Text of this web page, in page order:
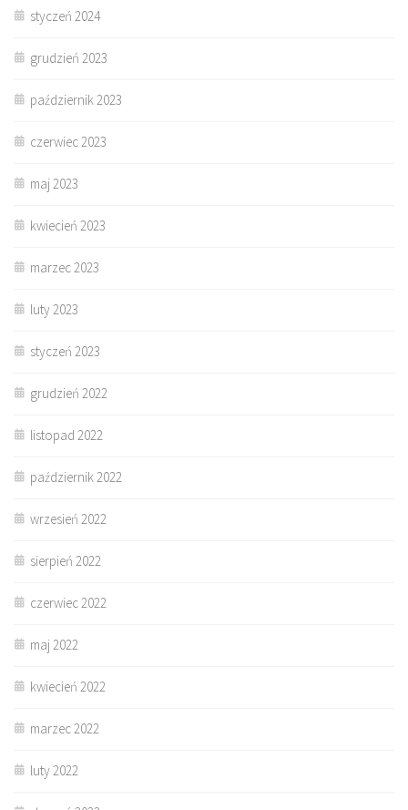
styczeń 2024
grudzień 2023
październik 2023
czerwiec 2023
maj 2023
kwiecień 2023
marzec 2023
luty 2023
styczeń 2023
grudzień 2022
listopad 2022
październik 2022
wrzesień 2022
sierpień 2022
czerwiec 2022
maj 2022
kwiecień 2022
marzec 2022
luty 2022